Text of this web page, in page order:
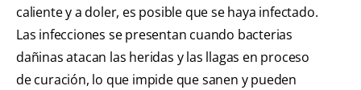
caliente y a doler, es posible que se haya infectado.
Las infecciones se presentan cuando bacterias
dañinas atacan las heridas y las llagas en proceso
de curación, lo que impide que sanen y pueden